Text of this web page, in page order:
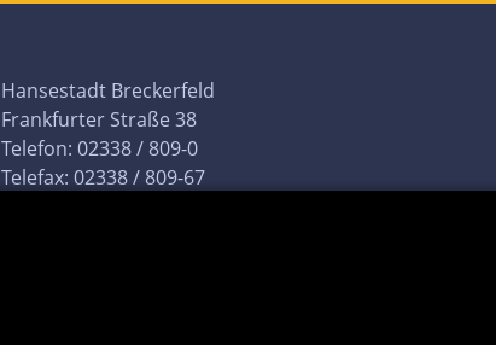
Hansestadt Breckerfeld
Frankfurter Straße 38
Telefon: 02338 / 809-0
Telefax: 02338 / 809-67